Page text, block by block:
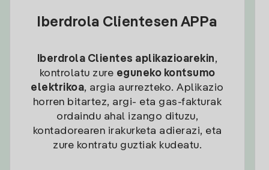
Iberdrola Clientesen APPa
Iberdrola Clientes aplikazioarekin,
kontrolatu zure eguneko kontsumo
elektrikoa, argia aurrezteko. Aplikazio
horren bitartez, argi- eta gas-fakturak
ordaindu ahal izango dituzu,
kontadorearen irakurketa adierazi, eta
zure kontratu guztiak kudeatu.